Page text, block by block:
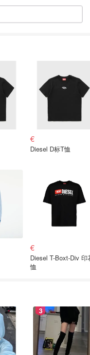
€
Diesel D标T恤
€
Diesel T-Boxt-Div 印
恤
3